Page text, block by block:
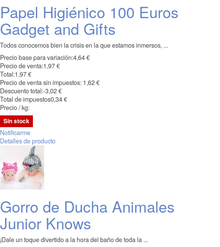
Papel Higiénico 100 Euros
Gadget and Gifts
Todos conocemos bien la crisis en la que estamos inmersos, ...
Precio base para variación:4,64 €
Precio de venta:1,97 €
Total:1,97 €
Precio de venta sin impuestos: 1,62 €
Descuento total:-3,02 €
Total de impuestos0,34 €
Precio / kg:
Sin stock
Notificarme
Detalles de producto
Gorro de Ducha Animales
Junior Knows
¡Dale un toque divertido a la hora del baño de toda la ...